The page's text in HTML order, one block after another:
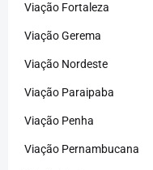
Viação Fortaleza
Viação Gerema
Viação Nordeste
Viação Paraipaba
Viação Penha
Viação Pernambucana